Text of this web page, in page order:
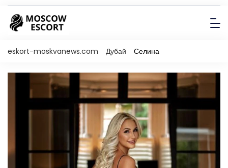
eskort-moskvanews.com Дубай Селина